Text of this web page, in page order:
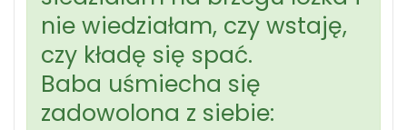
nie wiedziałam, czy wstaję,
czy kładę się spać.
Baba uśmiecha się
zadowolona z siebie: